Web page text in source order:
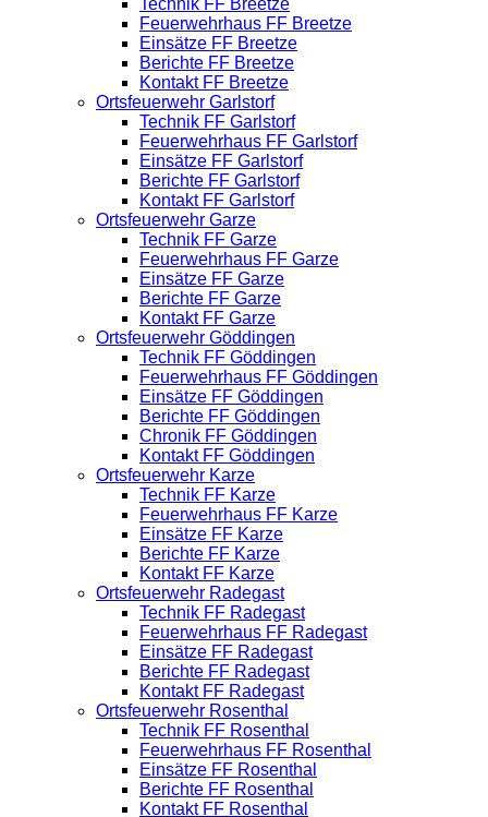
Feuerwehrhaus FF Breetze
Einsätze FF Breetze
Berichte FF Breetze
Kontakt FF Breetze
Ortsfeuerwehr Garlstorf
Technik FF Garlstorf
Feuerwehrhaus FF Garlstorf
Einsätze FF Garlstorf
Berichte FF Garlstorf
Kontakt FF Garlstorf
Ortsfeuerwehr Garze
Technik FF Garze
Feuerwehrhaus FF Garze
Einsätze FF Garze
Berichte FF Garze
Kontakt FF Garze
Ortsfeuerwehr Göddingen
Technik FF Göddingen
Feuerwehrhaus FF Göddingen
Einsätze FF Göddingen
Berichte FF Göddingen
Chronik FF Göddingen
Kontakt FF Göddingen
Ortsfeuerwehr Karze
Technik FF Karze
Feuerwehrhaus FF Karze
Einsätze FF Karze
Berichte FF Karze
Kontakt FF Karze
Ortsfeuerwehr Radegast
Technik FF Radegast
Feuerwehrhaus FF Radegast
Einsätze FF Radegast
Berichte FF Radegast
Kontakt FF Radegast
Ortsfeuerwehr Rosenthal
Technik FF Rosenthal
Feuerwehrhaus FF Rosenthal
Einsätze FF Rosenthal
Berichte FF Rosenthal
Kontakt FF Rosenthal